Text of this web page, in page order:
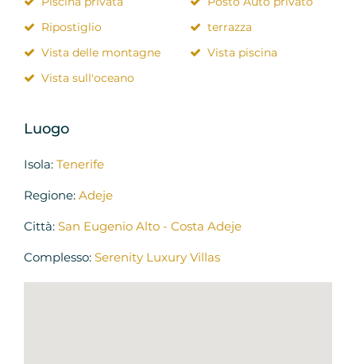
Ripostiglio
terrazza
Vista delle montagne
Vista piscina
Vista sull'oceano
Luogo
Isola: Tenerife
Regione: Adeje
Città: San Eugenio Alto - Costa Adeje
Complesso: Serenity Luxury Villas